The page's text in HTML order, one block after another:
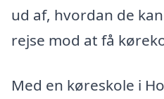
ud af, hvordan de
rejse mod at få
Med en køreskole i